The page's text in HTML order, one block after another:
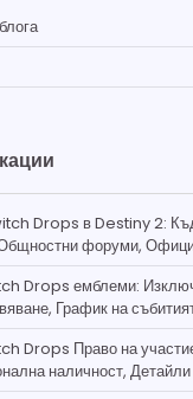
Drops в Destiny 2:
форуми,
Drops емблеми:
График на
Drops Право на
наличност,